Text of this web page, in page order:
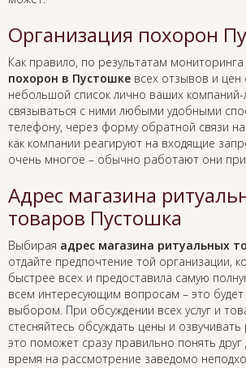
Организация похорон
Как правило, по результатам
похорон в Пустошке всех отзывов и цен
небольшой список лично ваших
связываться с ними любыми удобными
телефону, через форму обратной связи
как компании реагируют на входящие
очень многое – обычно работают они
Адрес магазина
товаров Пустошка
Выбирая адрес магазина ритуальных
отдайте предпочтение той организации,
быстрее всех и предоставила самую
всем интересующим вопросам – это
выбором. При обсуждении всех услуг и
стесняйтесь обсуждать цены и
это поможет сразу правильно понять друг
время на рассмотрение заведомо